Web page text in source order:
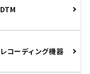
DTM
レコーディング機器